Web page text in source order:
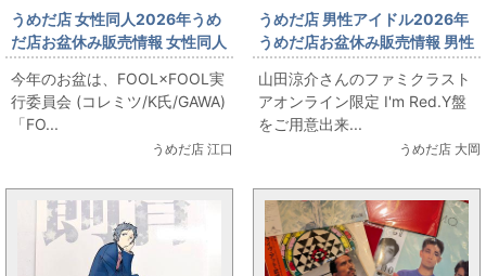
うめだ店 女性同人2026年うめ
だ店お盆休み販売情報 女性同人
誌コーナー FOOL×FOOL実行委
員会 (コレミツ/K氏/GAWA)
「FOOL×FOOL」をお出しま
す！
今年のお盆は、FOOL×FOOL実
行委員会 (コレミツ/K氏/GAWA)
「FO...
うめだ店 江口
うめだ店 男性アイドル2026年
うめだ店お盆休み販売情報 男性
アイドルコーナー 「山田涼介
Are You Red.Y?」 出します
山田涼介さんのファミクラスト
アオンライン限定 I'm Red.Y盤
をご用意出来...
うめだ店 大岡